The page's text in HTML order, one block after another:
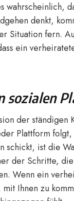
denkt,
Situation fern.
ein
sozialen
der ständigen
Plattform
schickt, ist die
der Schritte,
Wenn ein
Ihnen zu